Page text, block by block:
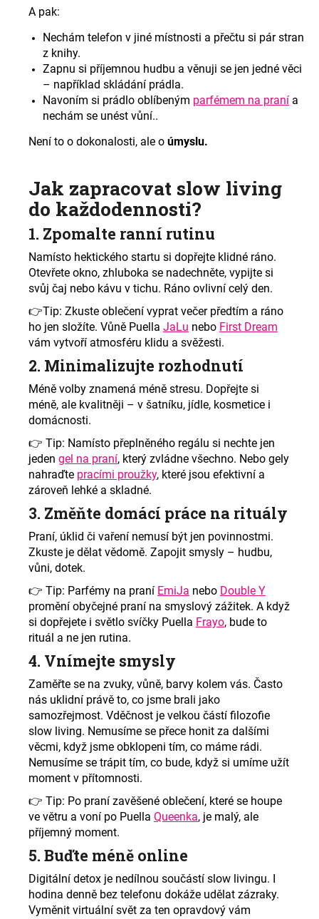
A pak:
Nechám telefon v jiné místnosti a přečtu si pár stran
z knihy.
Zapnu si příjemnou hudbu a věnuji se jen jedné věci
– například skládání prádla.
Navoním si prádlo oblíbeným parfémem na praní a
nechám se unést vůní..
Není to o dokonalosti, ale o úmyslu.
Jak zapracovat slow living
do každodennosti?
1. Zpomalte ranní rutinu
Namísto hektického startu si dopřejte klidné ráno.
Otevřete okno, zhluboka se nadechněte, vypijte si
svůj čaj nebo kávu v tichu. Ráno ovlivní celý den.
👉Tip: Zkuste oblečení vyprat večer předtím a ráno
ho jen složíte. Vůně Puella JaLu nebo First Dream
vám vytvoří atmosféru klidu a svěžesti.
2. Minimalizujte rozhodnutí
Méně volby znamená méně stresu. Dopřejte si
méně, ale kvalitněji – v šatníku, jídle, kosmetice i
domácnosti.
👉 Tip: Namísto přeplněného regálu si nechte jen
jeden gel na praní, který zvládne všechno. Nebo gely
nahraďte pracími proužky, které jsou efektivní a
zároveň lehké a skladné.
3. Změňte domácí práce na rituály
Praní, úklid či vaření nemusí být jen povinnostmi.
Zkuste je dělat vědomě. Zapojit smysly – hudbu,
vůni, dotek.
👉 Tip: Parfémy na praní EmiJa nebo Double Y
promění obyčejné praní na smyslový zážitek. A když
si dopřejete i světlo svíčky Puella Frayo, bude to
rituál a ne jen rutina.
4. Vnímejte smysly
Zaměřte se na zvuky, vůně, barvy kolem vás. Často
nás uklidní právě to, co jsme brali jako
samozřejmost. Vděčnost je velkou částí filozofie
slow living. Nemusíme se přece honit za dalšími
věcmi, když jsme obklopeni tím, co máme rádi.
Nemusíme se trápit tím, co bude, když si umíme užít
moment v přítomnosti.
👉 Tip: Po praní zavěšené oblečení, které se houpe
ve větru a voní po Puella Queenka, je malý, ale
příjemný moment.
5. Buďte méně online
Digitální detox je nedílnou součástí slow livingu. I
hodina denně bez telefonu dokáže udělat zázraky.
Vyměnit virtuální svět za ten opravdový vám